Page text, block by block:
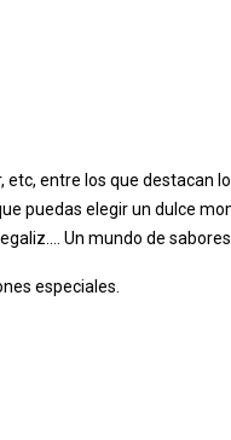
etc, entre los que destacan
puedas elegir un dulce
Un mundo de
especiales.